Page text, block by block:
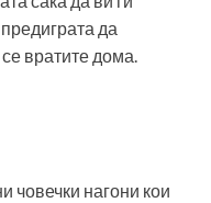
да
вратите дома.
човечки нагони кои